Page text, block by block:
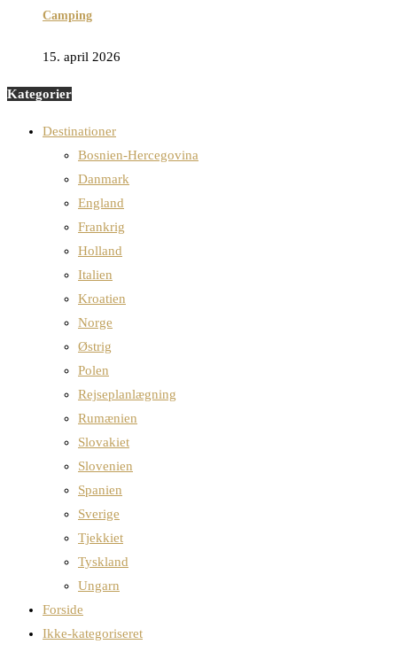
Camping
15. april 2026
Kategorier
Destinationer
Bosnien-Hercegovina
Danmark
England
Frankrig
Holland
Italien
Kroatien
Norge
Østrig
Polen
Rejseplanlægning
Rumænien
Slovakiet
Slovenien
Spanien
Sverige
Tjekkiet
Tyskland
Ungarn
Forside
Ikke-kategoriseret